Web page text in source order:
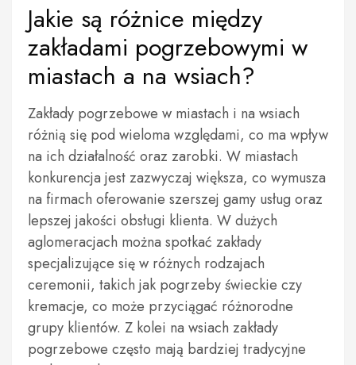
Jakie są różnice między
zakładami pogrzebowymi w
miastach a na wsiach?
Zakłady pogrzebowe w miastach i na wsiach
różnią się pod wieloma względami, co ma wpływ
na ich działalność oraz zarobki. W miastach
konkurencja jest zazwyczaj większa, co wymusza
na firmach oferowanie szerszej gamy usług oraz
lepszej jakości obsługi klienta. W dużych
aglomeracjach można spotkać zakłady
specjalizujące się w różnych rodzajach
ceremonii, takich jak pogrzeby świeckie czy
kremacje, co może przyciągać różnorodne
grupy klientów. Z kolei na wsiach zakłady
pogrzebowe często mają bardziej tradycyjne